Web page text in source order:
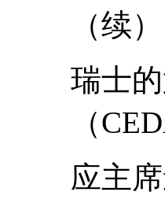
（续）
瑞士
（
应主